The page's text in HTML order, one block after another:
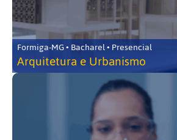
Formiga-MG • Bacharel • Presencial
Arquitetura e Urbanismo